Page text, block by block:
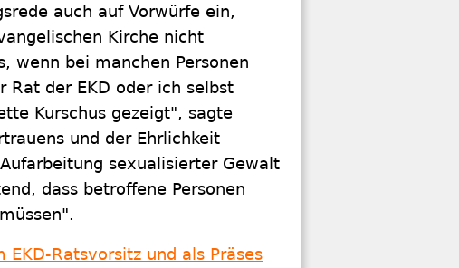
auch auf Vorwürfe ein,
Kirche nicht
wenn bei manchen Personen
Rat der EKD oder ich selbst
Kurschus gezeigt", sagte
und der Ehrlichkeit
sexualisierter Gewalt
dass betroffene Personen
Ratsvorsitz und als Präses